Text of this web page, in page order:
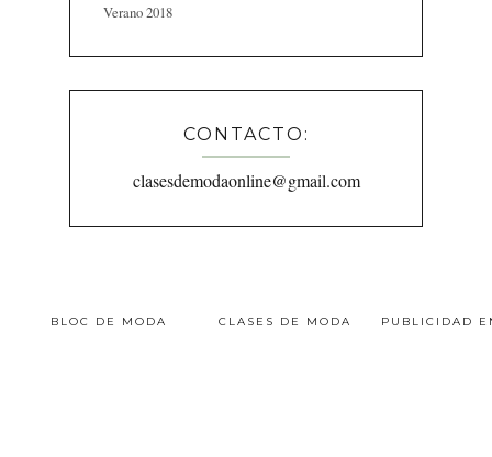
Verano 2018
CONTACTO:
clasesdemodaonline@gmail.com
BLOC DE MODA CLASES DE MODA PUBLICIDAD